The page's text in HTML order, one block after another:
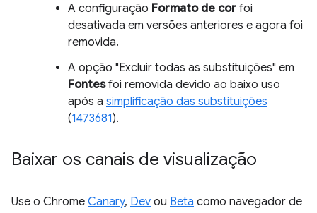
A configuração Formato de cor foi
desativada em versões anteriores e agora foi
removida.
A opção "Excluir todas as substituições" em
Fontesfoi removida devido ao baixo uso
após a simplificação das substituições
(1473681).
Baixar os canais de visualização
Use o Chrome Canary, Dev ou Beta como navegador de